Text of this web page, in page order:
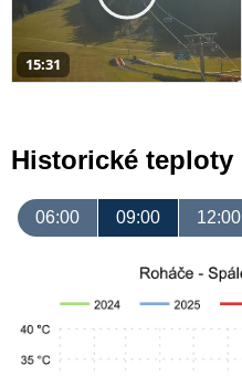
15:31
Historické teploty
06:00 09:00 12:00